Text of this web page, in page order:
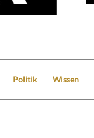
Politik Wissen